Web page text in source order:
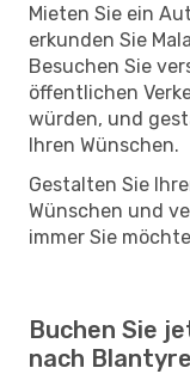
Mieten Sie ein
erkunden Sie
Besuchen Sie
öffentlichen
würden, und
Ihren Wünschen.
Gestalten Sie
Wünschen und
immer Sie
Buchen Sie
nach